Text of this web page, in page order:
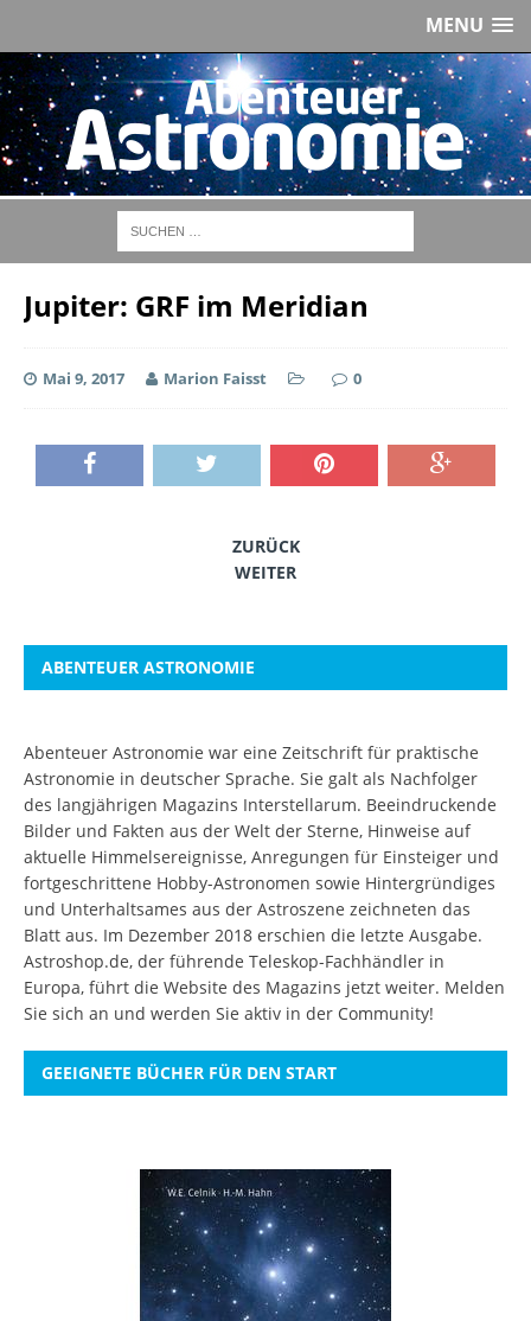
MENU
Jupiter: GRF im Meridian
Mai 9, 2017 Marion Faisst 0
ZURÜCK
WEITER
ABENTEUER ASTRONOMIE
Abenteuer Astronomie war eine Zeitschrift für praktische
Astronomie in deutscher Sprache. Sie galt als Nachfolger
des langjährigen Magazins Interstellarum. Beeindruckende
Bilder und Fakten aus der Welt der Sterne, Hinweise auf
aktuelle Himmelsereignisse, Anregungen für Einsteiger und
fortgeschrittene Hobby-Astronomen sowie Hintergründiges
und Unterhaltsames aus der Astroszene zeichneten das
Blatt aus. Im Dezember 2018 erschien die letzte Ausgabe.
Astroshop.de, der führende Teleskop-Fachhändler in
Europa, führt die Website des Magazins jetzt weiter. Melden
Sie sich an und werden Sie aktiv in der Community!
GEEIGNETE BÜCHER FÜR DEN START